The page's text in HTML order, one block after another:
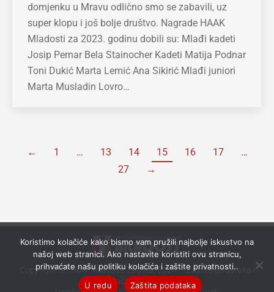
domjenku u Mravu odlično smo se zabavili, uz
super klopu i još bolje društvo. Nagrade HAAK
Mladosti za 2023. godinu dobili su: Mlađi kadeti
Josip Pernar Bela Stainocher Kadeti Matija Podnar
Toni Dukić Marta Lemić Ana Sikirić Mlađi juniori
Marta Musladin Lovro…
← 1 … 13 14 15 16 17
…
27
→
Copyright © HAAK Mladost, Zagreb, 2024. •Zaštita podataka i
kolačići (cookies)
Koristimo kolačiće kako bismo vam pružili najbolje iskustvo na
našoj web stranici. Ako nastavite koristiti ovu stranicu,
prihvaćate našu politiku kolačića i zaštite privatnosti..
U redu
Zaštita podataka